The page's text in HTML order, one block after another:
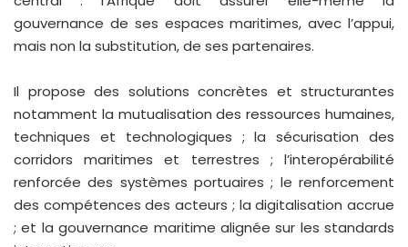
gouvernance de ses espaces maritimes, avec l’appui,
mais non la substitution, de ses partenaires.
Il propose des solutions concrètes et structurantes
notamment la mutualisation des ressources humaines,
techniques et technologiques ; la sécurisation des
corridors maritimes et terrestres ; l’interopérabilité
renforcée des systèmes portuaires ; le renforcement
des compétences des acteurs ; la digitalisation accrue
; et la gouvernance maritime alignée sur les standards